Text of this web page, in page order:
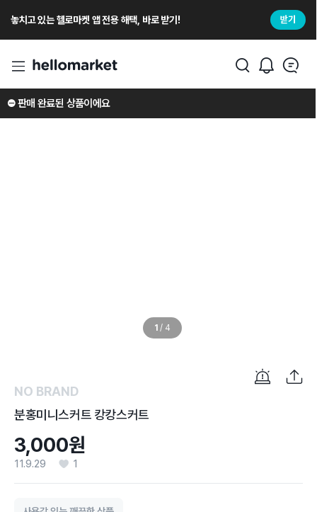
놓치고 있는 헬로마켓 앱 전용 해택, 바로 받기! 받기
1 / 4
⛔️ 판매 완료된 상품이에요
NO BRAND
분홍미니스커트 캉캉스커트
3,000원
11.9.29 1